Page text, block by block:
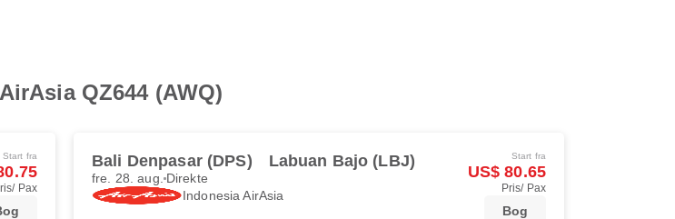
QZ644 (AWQ)
Start fra
Pax
Bali Denpasar (DPS) Labuan Bajo (LBJ)
fre. 28. aug. Direkte
Indonesia AirAsia
Start fra
US$ 80.65
Pris/ Pax
Bog